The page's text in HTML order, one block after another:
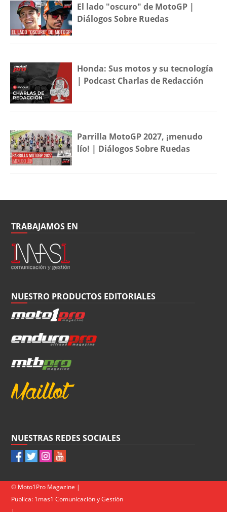
El lado "oscuro" de MotoGP |
Diálogos Sobre Ruedas
Honda: Sus motos y su tecnología
| Podcast Charlas de Redacción
Parrilla MotoGP 2027, ¡menudo
lío! | Diálogos Sobre Ruedas
TRABAJAMOS EN
NUESTRO PRODUCTOS EDITORIALES
NUESTRAS REDES SOCIALES
© Moto1Pro Magazine |
Publica: 1mas1 Comunicación y Gestión